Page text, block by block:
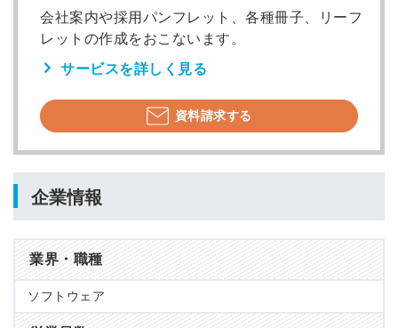
会社案内や採用パンフレット、各種冊子、リーフ
レットの作成をおこないます。
サービスを詳しく見る
資料請求する
企業情報
業界・職種
ソフトウェア